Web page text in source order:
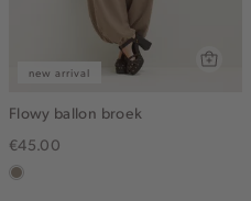
new arrival
Flowy ballon broek
€45.00
taupe,